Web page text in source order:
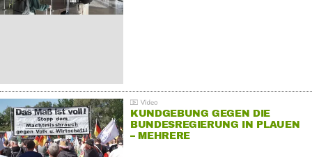
KUNDGEBUNG GEGEN DIE
BUNDESREGIERUNG IN PLAUEN
– MEHRERE